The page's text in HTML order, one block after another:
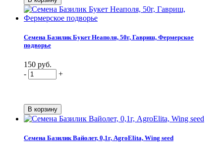
Семена Базилик Букет Неаполя, 50г, Гавриш, Фермерское
подворье
150 руб.
-
+
Семена Базилик Вайолет, 0,1г, AgroElita, Wing seed